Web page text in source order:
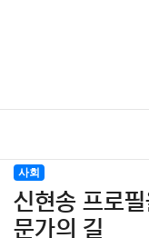
사회
신현송 프로
문가의 길